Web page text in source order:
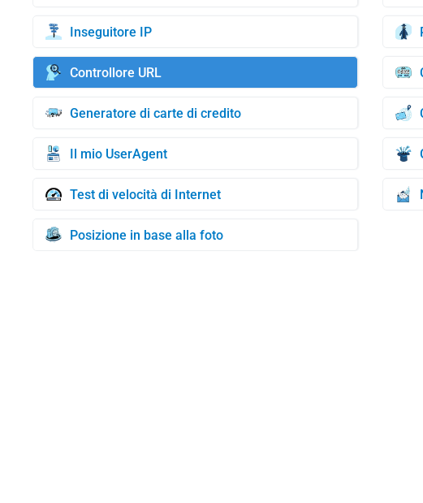
Inseguitore IP
Controllore URL
Generatore di carte di credito
Il mio UserAgent
Test di velocità di Internet
Posizione in base alla foto